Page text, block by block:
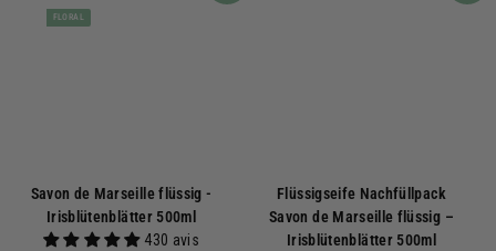
FLORAL
Savon de Marseille flüssig -
Irisblütenblätter 500ml
430 avis
Flüssigseife Nachfüllpack
Savon de Marseille flüssig –
Irisblütenblätter 500ml